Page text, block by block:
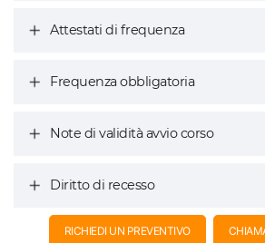
Attestati di frequenza
Frequenza obbligatoria
Note di validità avvio corso
Diritto di recesso
RICHIEDI UN PREVENTIVO